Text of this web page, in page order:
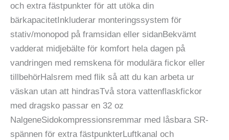
och extra fästpunkter för att utöka din
bärkapacitetInkluderar monteringssystem för
stativ/monopod på framsidan eller sidanBekvämt
vadderat midjebälte för komfort hela dagen på
vandringen med remskena för modulära fickor eller
tillbehörHalsrem med flik så att du kan arbeta ur
väskan utan att hindrasTvå stora vattenflaskfickor
med dragsko passar en 32 oz
NalgeneSidokompressionsremmar med låsbara SR-
spännen för extra fästpunkterLuftkanal och